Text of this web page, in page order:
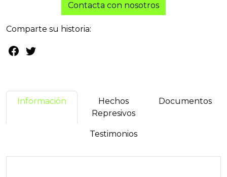
Contacta con nosotros
Comparte su historia:
Información
Hechos
Represivos
Documentos
Testimonios